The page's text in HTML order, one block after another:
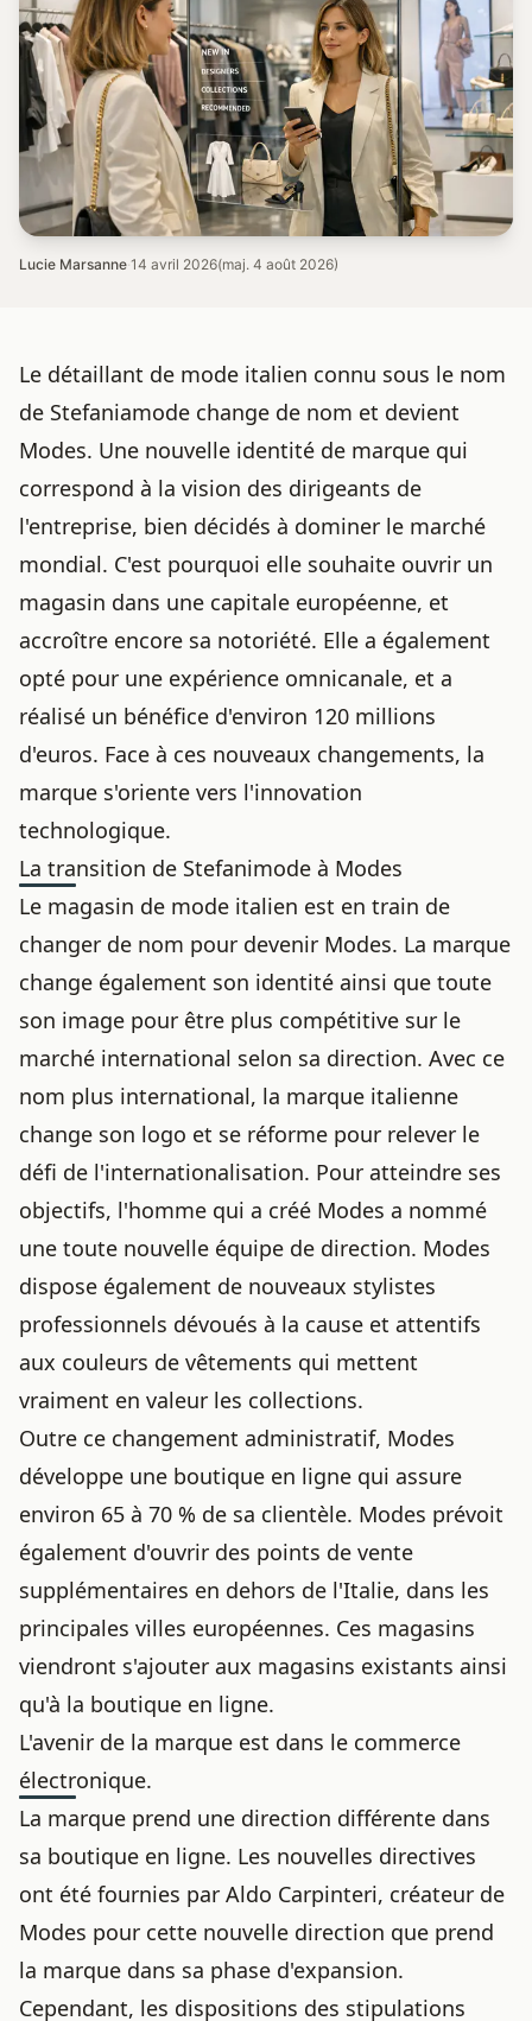
Lucie Marsanne·14 avril 2026(maj. 4 août 2026)
Le détaillant de mode italien connu sous le nom
de Stefaniamode change de nom et devient
Modes. Une nouvelle identité de marque qui
correspond à la vision des dirigeants de
l'entreprise, bien décidés à dominer le marché
mondial. C'est pourquoi elle souhaite ouvrir un
magasin dans une capitale européenne, et
accroître encore sa notoriété. Elle a également
opté pour une expérience omnicanale, et a
réalisé un bénéfice d'environ 120 millions
d'euros. Face à ces nouveaux changements, la
marque s'oriente vers l'innovation
technologique.
La transition de Stefanimode à Modes
Le magasin de mode italien est en train de
changer de nom pour devenir Modes. La marque
change également son identité ainsi que toute
son image pour être plus compétitive sur le
marché international selon sa direction. Avec ce
nom plus international, la marque italienne
change son logo et se réforme pour relever le
défi de l'internationalisation. Pour atteindre ses
objectifs, l'homme qui a créé Modes a nommé
une toute nouvelle équipe de direction. Modes
dispose également de nouveaux stylistes
professionnels dévoués à la cause et attentifs
aux couleurs de vêtements qui mettent
vraiment en valeur les collections.
Outre ce changement administratif, Modes
développe une boutique en ligne qui assure
environ 65 à 70 % de sa clientèle. Modes prévoit
également d'ouvrir des points de vente
supplémentaires en dehors de l'Italie, dans les
principales villes européennes. Ces magasins
viendront s'ajouter aux magasins existants ainsi
qu'à la boutique en ligne.
L'avenir de la marque est dans le commerce
électronique.
La marque prend une direction différente dans
sa boutique en ligne. Les nouvelles directives
ont été fournies par Aldo Carpinteri, créateur de
Modes pour cette nouvelle direction que prend
la marque dans sa phase d'expansion.
Cependant, les dispositions des stipulations